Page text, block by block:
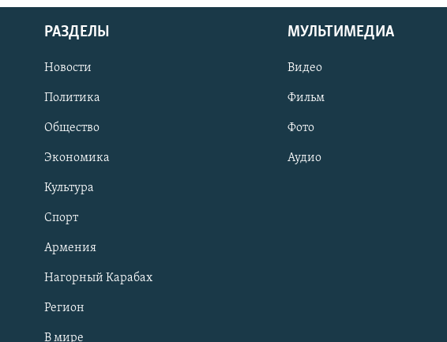
РАЗДЕЛЫ
Новости
Политика
Общество
Экономика
Культура
Спорт
Армения
Нагорный Карабах
Регион
В мире
МУЛЬТИМЕДИА
Видео
Фильм
Фото
Аудио